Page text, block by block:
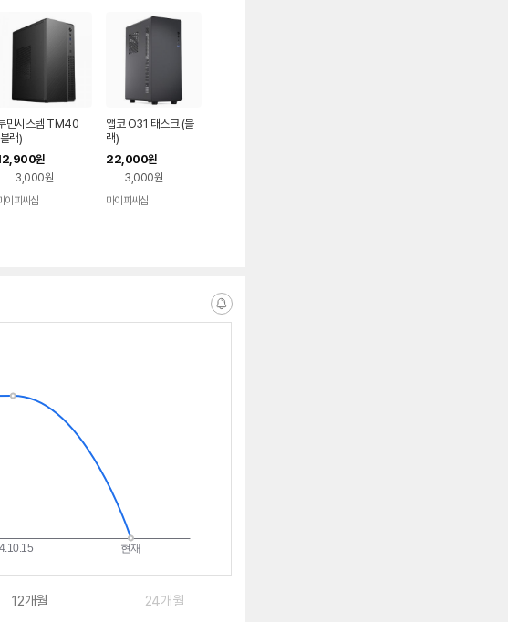
민시스템 TM40
랙)
원
3,000원
이피씨샵
앱코 O31 태스크 (블
랙)
22,000원
3,000원
마이피씨샵
알
12개월 24개월